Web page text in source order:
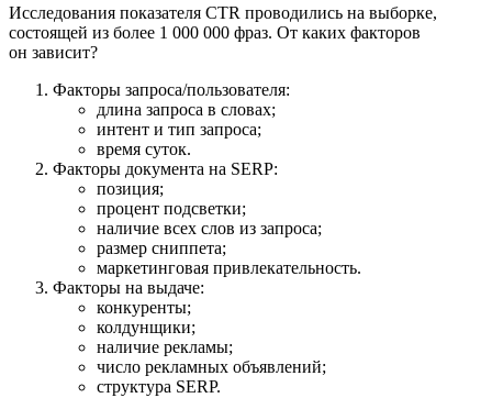
Исследования показателя CTR проводились на выборке,
состоящей из более 1 000 000 фраз. От каких факторов
он зависит?
Факторы запроса/пользователя:
длина запроса в словах;
интент и тип запроса;
время суток.
Факторы документа на SERP:
позиция;
процент подсветки;
наличие всех слов из запроса;
размер сниппета;
маркетинговая привлекательность.
Факторы на выдаче:
конкуренты;
колдунщики;
наличие рекламы;
число рекламных объявлений;
структура SERP.